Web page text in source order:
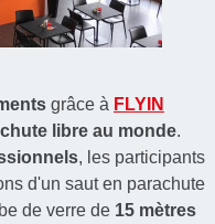
grâce à FLYIN
libre au monde.
, les participants
d'un saut en parachute
de verre de 15 mètres